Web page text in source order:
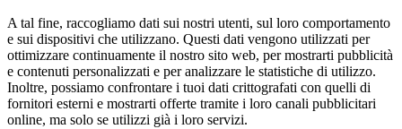
A tal fine, raccogliamo dati sui nostri utenti, sul loro comportamento
e sui dispositivi che utilizzano. Questi dati vengono utilizzati per
ottimizzare continuamente il nostro sito web, per mostrarti pubblicità
e contenuti personalizzati e per analizzare le statistiche di utilizzo.
Inoltre, possiamo confrontare i tuoi dati crittografati con quelli di
fornitori esterni e mostrarti offerte tramite i loro canali pubblicitari
online, ma solo se utilizzi già i loro servizi.